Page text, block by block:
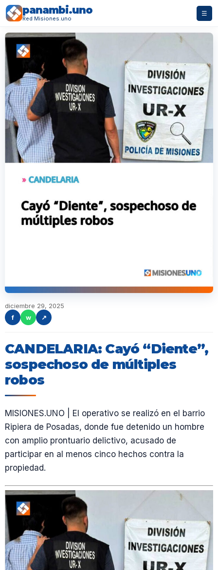
panambi.uno
Red Misiones.uno
☰
diciembre 29, 2025
f
w ↗
CANDELARIA: Cayó “Diente”,
sospechoso de múltiples
robos
MISIONES.UNO | El operativo se realizó en el barrio
Ripiera de Posadas, donde fue detenido un hombre
con amplio prontuario delictivo, acusado de
participar en al menos cinco hechos contra la
propiedad.